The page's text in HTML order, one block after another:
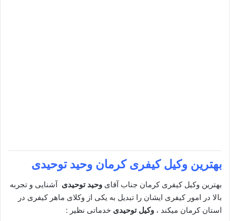
بهترین وکیل کیفری کرمان وحید توحیدی
بهترین وکیل کیفری کرمان جناب آقای وحید توحیدی آشنایی و تجربه
بالا در امور کیفری ایشان را تبدیل به یکی از وکلای ماهر کیفری در
استان کرمان میکند ، وکیل توحیدی خدماتی نظیر :